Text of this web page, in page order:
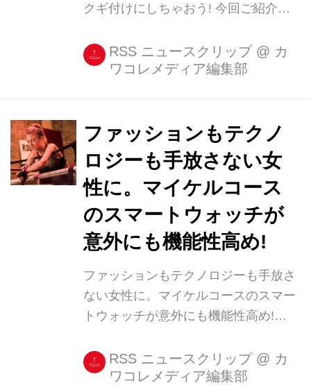
クギ付けにしちゃおう! 今回ご紹介す
ィングのKickstarterでキャンペーン中
の一風変わったつけまつげ。 Ellimacs
RSS ニュースクリップ @ カ
ワコレメディア編集部
ファッションもテクノ
ロジーも手放さない女
性に。マイケルコース
のスマートウォッチが
意外にも機能性高め!
ファッションもテクノロジーも手放さ
ない女性に。マイケルコースのスマー
トウォッチが意外にも機能性高め!
して使うスマートウォッチは、色々な
ブランドからも発売されています。 森
RSS ニュースクリップ @ カ
ワコレメディア編集部